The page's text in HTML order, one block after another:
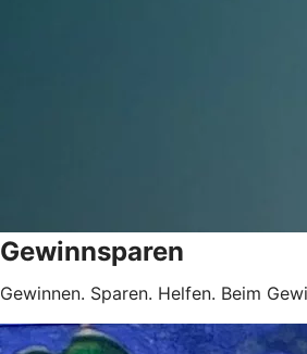
Gewinnsparen
Gewinnen. Sparen. Helfen. Beim